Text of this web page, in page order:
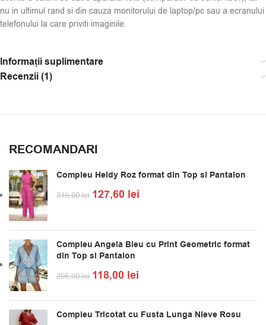
nu in ultimul rand si din cauza monitorului de laptop/pc sau a ecranului
telefonului la care priviti imaginile.
Informații suplimentare
Recenzii (1)
RECOMANDARI
Compleu Heidy Roz format din Top si Pantalon
319,00lei 127,60 lei
Compleu Angela Bleu cu Print Geometric format
din Top si Pantalon
295,00lei 118,00 lei
Compleu Tricotat cu Fusta Lunga Nieve Rosu